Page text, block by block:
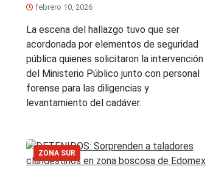
febrero 10, 2026
La escena del hallazgo tuvo que ser
acordonada por elementos de seguridad
pública quienes solicitaron la intervención
del Ministerio Público junto con personal
forense para las diligencias y
levantamiento del cadáver.
ZONA SUR